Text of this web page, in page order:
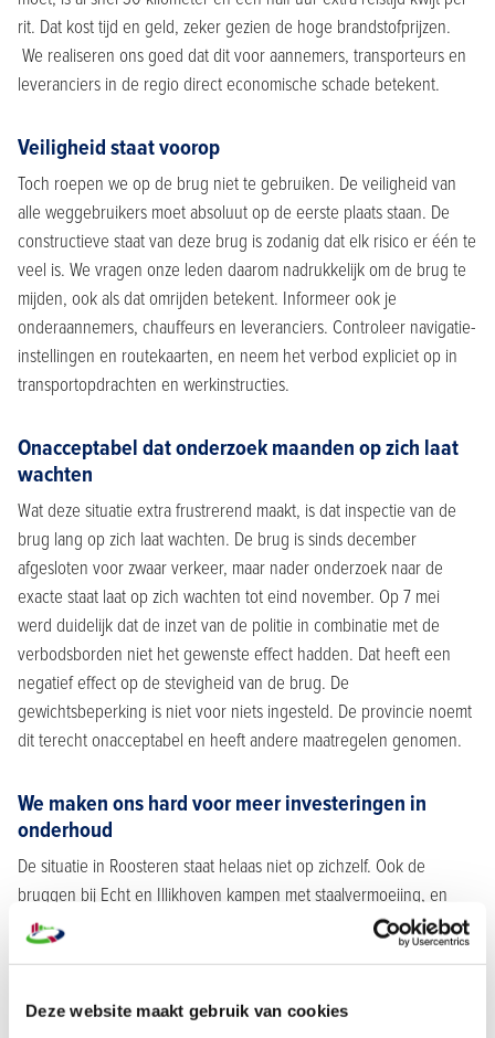
Deze website maakt gebruik van cookies
rit. Dat kost tijd en geld, zeker gezien de hoge brandstofprijzen.
We realiseren ons goed dat dit voor aannemers, transporteurs en
leveranciers in de regio direct economische schade betekent.
Veiligheid staat voorop
Toch roepen we op de brug niet te gebruiken. De veiligheid van
alle weggebruikers moet absoluut op de eerste plaats staan. De
constructieve staat van deze brug is zodanig dat elk risico er één te
veel is. We vragen onze leden daarom nadrukkelijk om de brug te
mijden, ook als dat omrijden betekent. Informeer ook je
onderaannemers, chauffeurs en leveranciers. Controleer navigatie-
instellingen en routekaarten, en neem het verbod expliciet op in
transportopdrachten en werkinstructies.
Onacceptabel dat onderzoek maanden op zich laat
wachten
Wat deze situatie extra frustrerend maakt, is dat inspectie van de
brug lang op zich laat wachten. De brug is sinds december
afgesloten voor zwaar verkeer, maar nader onderzoek naar de
exacte staat laat op zich wachten tot eind november. Op 7 mei
werd duidelijk dat de inzet van de politie in combinatie met de
verbodsborden niet het gewenste effect hadden. Dat heeft een
negatief effect op de stevigheid van de brug. De
gewichtsbeperking is niet voor niets ingesteld. De provincie noemt
dit terecht onacceptabel en heeft andere maatregelen genomen.
We maken ons hard voor meer investeringen in
onderhoud
De situatie in Roosteren staat helaas niet op zichzelf. Ook de
bruggen bij Echt en Illikhoven kampen met staalvermoeiing, en
landelijk is het beeld niet anders. We maken ons richting de politiek
hard voor structureel meer investeringen in de vervanging en
becijferde het tekort op €34,5 miljard voor de komende jaren.